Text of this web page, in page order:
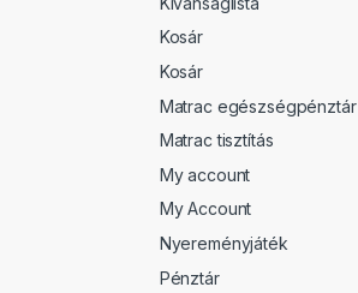
Kosár
Kosár
Matrac egészségpénztár
Matrac tisztítás
My account
My Account
Nyereményjáték
Pénztár